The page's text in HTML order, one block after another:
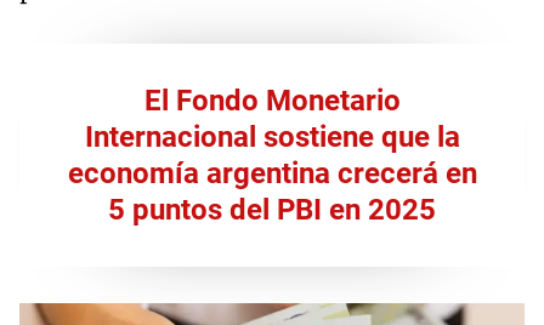
El Fondo Monetario
Internacional sostiene que la
economía argentina crecerá en
5 puntos del PBI en 2025